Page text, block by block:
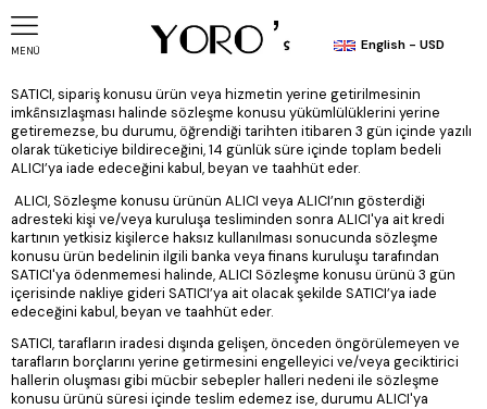
MENÜ English - USD
SATICI, sipariş konusu ürün veya hizmetin yerine getirilmesinin
imkânsızlaşması halinde sözleşme konusu yükümlülüklerini yerine
getiremezse, bu durumu, öğrendiği tarihten itibaren 3 gün içinde yazılı
olarak tüketiciye bildireceğini, 14 günlük süre içinde toplam bedeli
ALICI’ya iade edeceğini kabul, beyan ve taahhüt eder.
ALICI, Sözleşme konusu ürünün ALICI veya ALICI’nın gösterdiği
adresteki kişi ve/veya kuruluşa tesliminden sonra ALICI'ya ait kredi
kartının yetkisiz kişilerce haksız kullanılması sonucunda sözleşme
konusu ürün bedelinin ilgili banka veya finans kuruluşu tarafından
SATICI'ya ödenmemesi halinde, ALICI Sözleşme konusu ürünü 3 gün
içerisinde nakliye gideri SATICI’ya ait olacak şekilde SATICI’ya iade
edeceğini kabul, beyan ve taahhüt eder.
SATICI, tarafların iradesi dışında gelişen, önceden öngörülemeyen ve
tarafların borçlarını yerine getirmesini engelleyici ve/veya geciktirici
hallerin oluşması gibi mücbir sebepler halleri nedeni ile sözleşme
konusu ürünü süresi içinde teslim edemez ise, durumu ALICI'ya